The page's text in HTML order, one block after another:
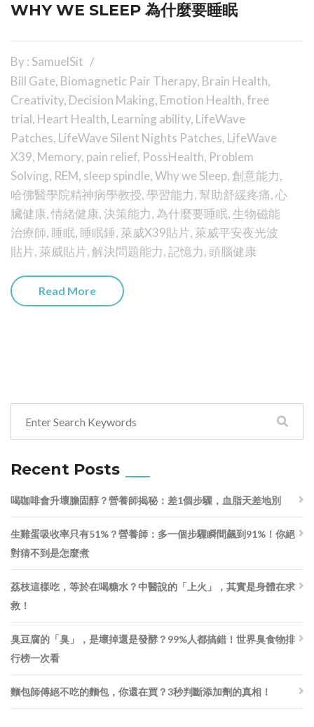
WHY WE SLEEP 為什麼要睡眠
By : SamuelSit
Bill Gate, Biomagnetic Pair Therapy, Brain Health,
Creativity, Decision Making, Emotion Health,free
trial, Heart Health, Learning ability, LifeWave
Patches, LifeWave Silent Nights Patches, LifeWave
X39, Memory, pain relief, PossHealth, Problem
Solving, REM, sleep spindle,Why we Sleep,創意能力,
哈佛醫學院精神病學教授,學習能力,幫助舒緩疼痛,心
臟健康,情緒健康, 決策能力,為什麼要睡眠, 生物磁能
治療師, 睡眠, 睡眠錘,萊威X39貼片,萊威平安夜光波
貼片,萊威貼片,解決問題能力,記憶力,頭腦健康
Read More
Recent Posts
喝咖啡會升壞膽固醇？營養師揭秘：差1個步驟，血脂天差地別
生雞蛋吸收率只有51%？營養師：多一個步驟瞬間飆到91%！你絕
對猜不到是怎麼煮
荔枝這樣吃，等於在喝糖水？中醫說的「上火」，其實是身體在求
救！
臭豆腐的「臭」，是壞掉還是發酵？99%人都搞錯！世界臭食物排
行榜一次看
麵包師傅絕不吃的麵包，你還在買？3秒判斷添加劑的真相！